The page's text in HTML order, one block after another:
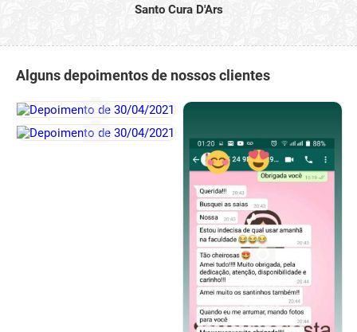
Santo Cura D'Ars
Alguns depoimentos de nossos clientes